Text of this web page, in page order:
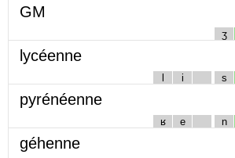
GM
ʒ
lycéenne
l i s
pyrénéenne
ʁ e n
géhenne